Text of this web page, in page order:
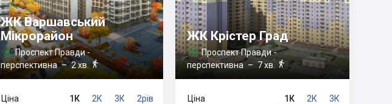
ЖК Варшавський
Мікрорайон

Проспект Правди -
перспективна– 2 хв.
1К 2К 3К 2рів
Ціна
ЖК Крістер Град

Проспект Правди -
перспективна – 7 хв. 
1К 2К 3К
Ціна